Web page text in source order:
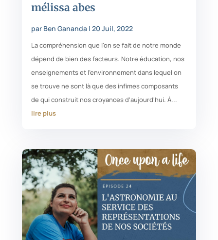
mélissa abes
par Ben Gananda| 20 Juil, 2022
La compréhension que l'on se fait de notre monde
dépend de bien des facteurs. Notre éducation, nos
enseignements et l'environnement dans lequel on
se trouve ne sont là que des infimes composants
de qui construit nos croyances d'aujourd'hui. À...
lire plus